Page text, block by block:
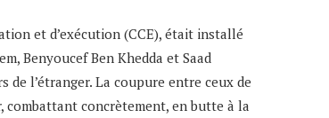
et d’exécution (CCE), était installé
Benyoucef Ben Khedda et Saad
l’étranger. La coupure entre ceux de
concrètement, en butte à la